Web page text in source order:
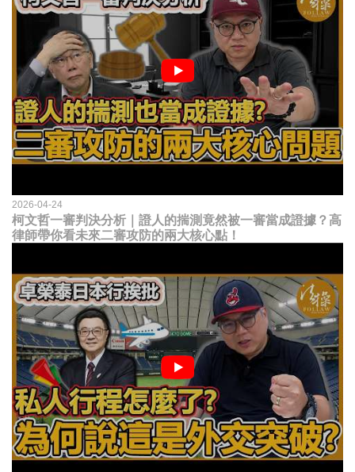
2026-04-24
柯文哲一審判決分析｜證人的揣測竟然被一審當成證據？高
律師帶你看未來二審攻防的兩大核心點！